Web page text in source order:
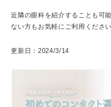
近隣の眼科を紹介することも可
ない方もお気軽にご利用ください
更新日：2024/3/14